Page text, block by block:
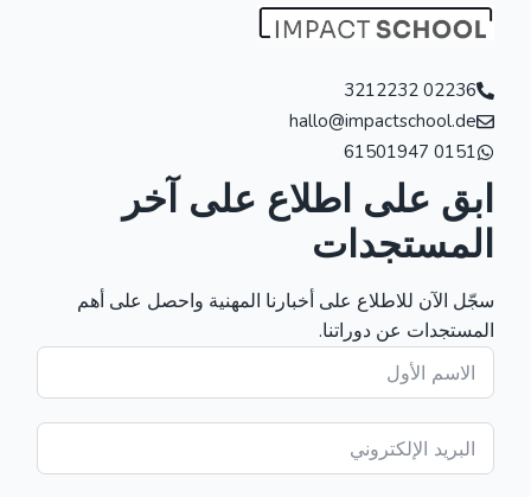
02236 3212232
hallo@impactschool.de
0151 61501947
ابق على اطلاع على آخر
المستجدات
سجّل الآن للاطلاع على أخبارنا المهنية واحصل على أهم
المستجدات عن دوراتنا.